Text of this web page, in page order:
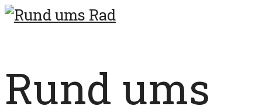
Rund ums